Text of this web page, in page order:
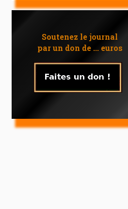
Soutenez le journal
par un don de ... euros